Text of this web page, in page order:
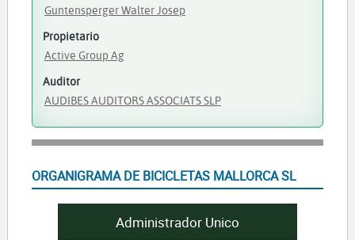
Guntensperger Walter Josep
Propietario
Active Group Ag
Auditor
AUDIBES AUDITORS ASSOCIATS SLP
ORGANIGRAMA DE BICICLETAS MALLORCA SL
Administrador Unico